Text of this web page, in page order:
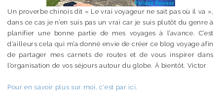
Un proverbe chinois dit « Le vrai voyageur ne sait pas où il va »,
dans ce cas je n’en suis pas un vrai car je suis plutôt du genre à
planifier une bonne partie de mes voyages à l’avance. C’est
d’ailleurs cela qui m’a donné envie de créer ce blog voyage afin
de partager mes carnets de routes et de vous inspirer dans
l’organisation de vos séjours autour du globe. À bientôt. Victor
Pour en savoir plus sur moi, c'est par ici.